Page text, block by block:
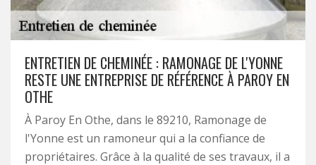
ENTRETIEN DE CHEMINÉE : RAMONAGE DE L'YONNE
RESTE UNE ENTREPRISE DE RÉFÉRENCE À PAROY EN
OTHE
À Paroy En Othe, dans le 89210, Ramonage de
l'Yonne est un ramoneur qui a la confiance de
propriétaires. Grâce à la qualité de ses travaux, il a